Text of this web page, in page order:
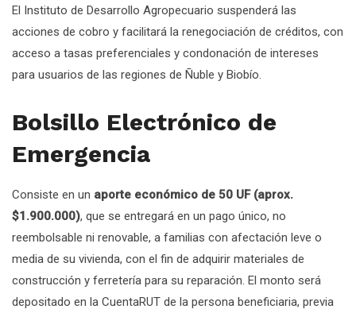
El Instituto de Desarrollo Agropecuario suspenderá las
acciones de cobro y facilitará la renegociación de créditos, con
acceso a tasas preferenciales y condonación de intereses
para usuarios de las regiones de Ñuble y Biobío.
Bolsillo Electrónico de
Emergencia
Consiste en un aporte económico de 50 UF (aprox.
$1.900.000), que se entregará en un pago único, no
reembolsable ni renovable, a familias con afectación leve o
media de su vivienda, con el fin de adquirir materiales de
construcción y ferretería para su reparación. El monto será
depositado en la CuentaRUT de la persona beneficiaria, previa